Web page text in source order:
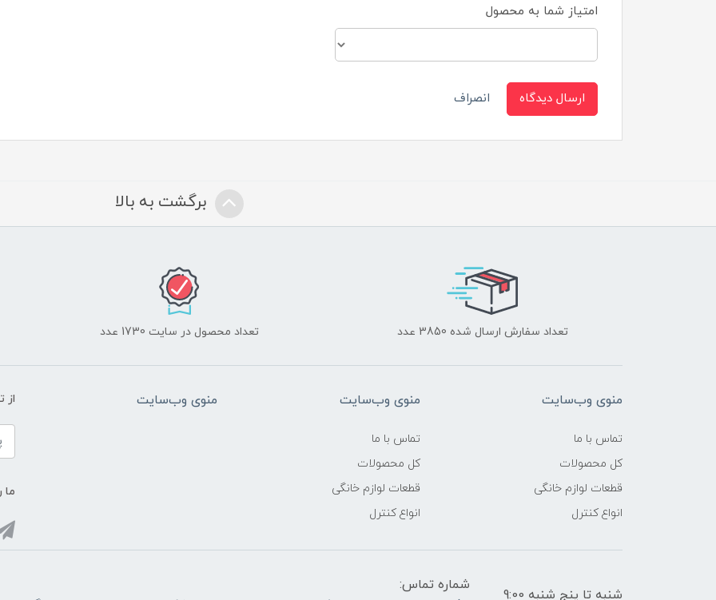
امتیاز شما به محصول
ارسال دیدگاه انصراف
برگشت به بالا
تعداد سفارش ارسال شده 3850 عدد تعداد محصول در سایت 1730 عدد
منوی وب‌سایت
تماس با ما
کل محصولات
قطعات لوازم خانگی
انواع کنترل
منوی وب‌سایت
تماس با ما
کل محصولات
قطعات لوازم خانگی
انواع کنترل
منوی وب‌سایت از
ما
شنبه تا پنج شنبه 9:00
شماره تماس: